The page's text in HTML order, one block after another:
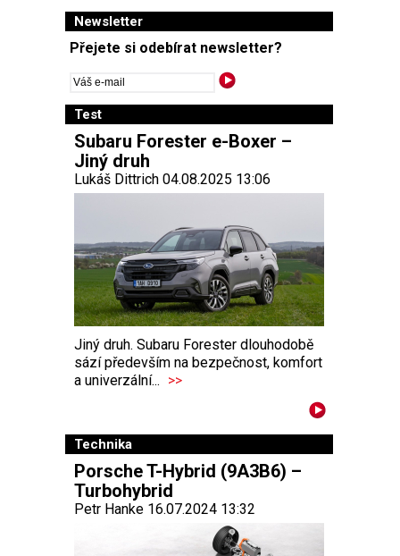
Newsletter
Přejete si odebírat newsletter?
Test
Subaru Forester e-Boxer –
Jiný druh
Lukáš Dittrich 04.08.2025 13:06
Jiný druh. Subaru Forester dlouhodobě
sází především na bezpečnost, komfort
a univerzální... >>
Technika
Porsche T-Hybrid (9A3B6) –
Turbohybrid
Petr Hanke 16.07.2024 13:32